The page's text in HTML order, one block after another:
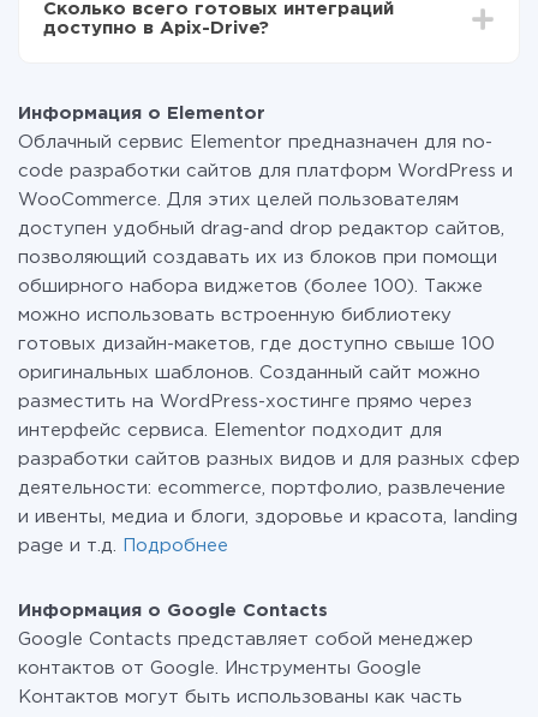
функционал. Вы оплачиваете только количество
данных, которые по факту передаются из одной
перейти на платный, при необходимости. Подробнее
отарифах.
Сколько всего готовых интеграций
доступно в Apix-Drive?
Информация о Elementor
Облачный сервис Elementor предназначен для no-
code разработки сайтов для платформ WordPress и
WooCommerce. Для этих целей пользователям
доступен удобный drag-and drop редактор сайтов,
позволяющий создавать их из блоков при помощи
обширного набора виджетов (более 100). Также
можно использовать встроенную библиотеку
готовых дизайн-макетов, где доступно свыше 100
оригинальных шаблонов. Созданный сайт можно
разместить на WordPress-хостинге прямо через
интерфейс сервиса. Elementor подходит для
разработки сайтов разных видов и для разных сфер
деятельности: ecommerce, портфолио, развлечение
и ивенты, медиа и блоги, здоровье и красота, landing
page и т.д.
Подробнее
Информация о Google Contacts
Google Contacts представляет собой менеджер
контактов от Google. Инструменты Google
Контактов могут быть использованы как часть